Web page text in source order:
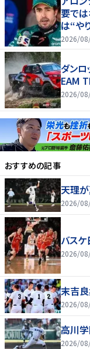
要で
は“や
2026/
ダンロ
EAM
2026/
おすすめの記事
天理
2026/
バス
2026/
末吉良
2026/
高川
2026/